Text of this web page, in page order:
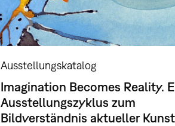
Ausstellungskatalog
Imagination Becomes Reality.
Ausstellungszyklus zum
Bildverständnis aktueller Kunst